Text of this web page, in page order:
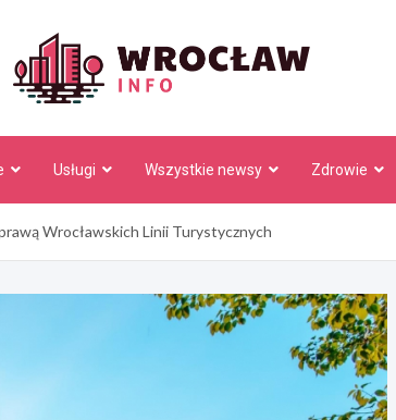
Usługi Wszystkie newsy Zdrowie
Wrocławskich Linii Turystycznych